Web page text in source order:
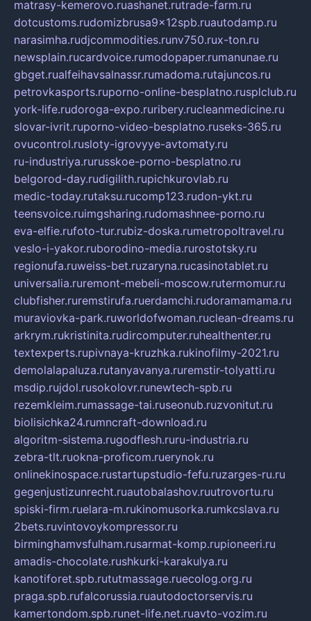
matrasy-kemerovo.ruashanet.rutrade-farm.ru
dotcustoms.rudomizbrusa9x12spb.ruautodamp.ru
narasimha.rudjcommodities.runv750.rux-ton.ru
newsplain.rucardvoice.rumodopaper.rumanunae.ru
gbget.rualfeihavsalnassr.rumadoma.rutajuncos.ru
petrovkasports.ruporno-online-besplatno.rusplclub.ru
york-life.rudoroga-expo.ruribery.rucleanmedicine.ru
slovar-ivrit.ruporno-video-besplatno.ruseks-365.ru
ovucontrol.rusloty-igrovyye-avtomaty.ru
ru-industriya.rurusskoe-porno-besplatno.ru
belgorod-day.rudigilith.rupichkurovlab.ru
medic-today.rutaksu.rucomp123.rudon-ykt.ru
teensvoice.ruimgsharing.rudomashnee-porno.ru
eva-elfie.rufoto-tur.rubiz-doska.rumetropoltravel.ru
veslo-i-yakor.ruborodino-media.rurostotsky.ru
regionufa.ruweiss-bet.ruzaryna.rucasinotablet.ru
universalia.ruremont-mebeli-moscow.rutermomur.ru
clubfisher.ruremstirufa.ruerdamchi.rudoramamama.ru
muraviovka-park.ruworldofwoman.ruclean-dreams.ru
arkrym.rukristinita.rudircomputer.ruhealthenter.ru
textexperts.rupivnaya-kruzhka.rukinofilmy-2021.ru
demolalapaluza.rutanyavanya.ruremstir-tolyatti.ru
msdip.rujdol.rusokolovr.runewtech-spb.ru
rezemkleim.rumassage-tai.ruseonub.ruzvonitut.ru
biolisichka24.rumncraft-download.ru
algoritm-sistema.rugodflesh.ruru-industria.ru
zebra-tlt.ruokna-proficom.ruerynok.ru
onlinekinospace.rustartupstudio-fefu.ruzarges-ru.ru
gegenjustizunrecht.ruautobalashov.ruutrovortu.ru
spiski-firm.ruelara-m.rukinomusorka.rumkcslava.ru
2bets.ruvintovoykompressor.ru
birminghamvsfulham.rusarmat-komp.rupioneeri.ru
amadis-chocolate.rushkurki-karakulya.ru
kanotiforet.spb.rututmassage.ruecolog.org.ru
praga.spb.rufalcorussia.ruautodoctorservis.ru
kamertondom.spb.runet-life.net.ruavto-vozim.ru